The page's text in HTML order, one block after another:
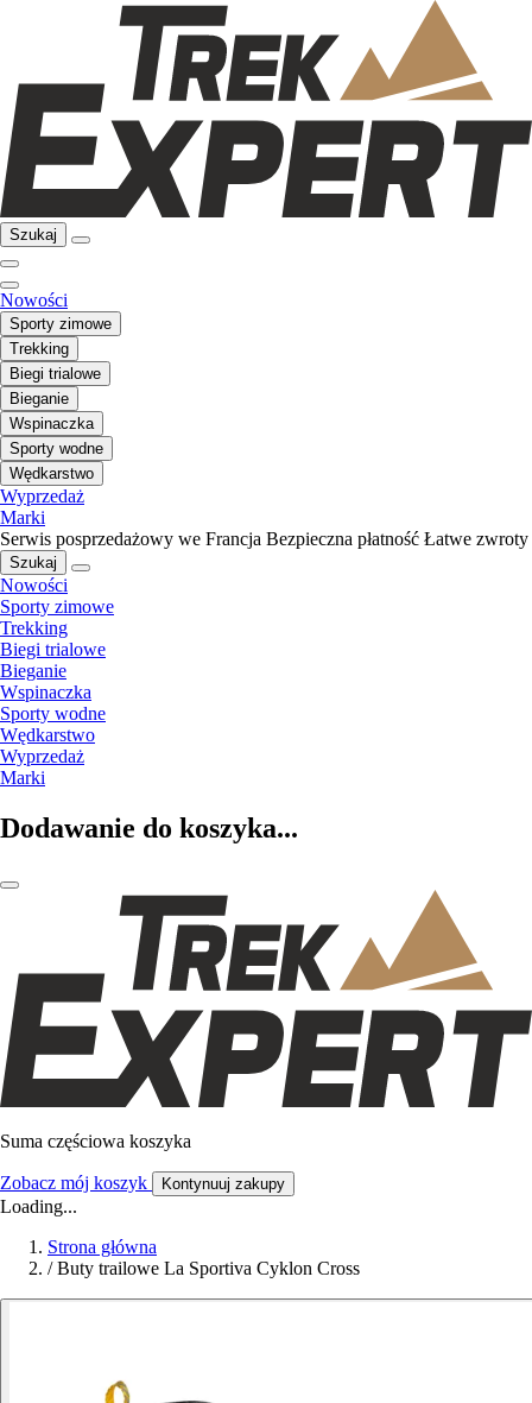
Szukaj
Nowości
Sporty zimowe
Trekking
Biegi trialowe
Bieganie
Wspinaczka
Sporty wodne
Wędkarstwo
Wyprzedaż
Marki
Serwis posprzedażowy we Francja Bezpieczna płatność Łatwe zwroty
Szukaj
Nowości
Sporty zimowe
Trekking
Biegi trialowe
Bieganie
Wspinaczka
Sporty wodne
Wędkarstwo
Wyprzedaż
Marki
Dodawanie do koszyka...
Suma częściowa koszyka
Zobacz mój koszyk Kontynuuj zakupy
Loading...
Strona główna
/ Buty trailowe La Sportiva Cyklon Cross